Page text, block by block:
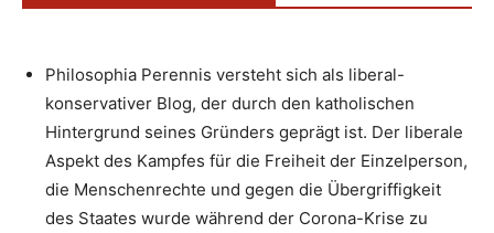
Philosophia Perennis versteht sich als liberal-
konservativer Blog, der durch den katholischen
Hintergrund seines Gründers geprägt ist. Der liberale
Aspekt des Kampfes für die Freiheit der Einzelperson,
die Menschenrechte und gegen die Übergriffigkeit
des Staates wurde während der Corona-Krise zu